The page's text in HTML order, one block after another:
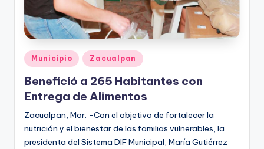
Publicado
en
Municipio Zacualpan
Benefició a 265 Habitantes con
Entrega de Alimentos
Zacualpan, Mor. -Con el objetivo de fortalecer la
nutrición y el bienestar de las familias vulnerables, la
presidenta del Sistema DIF Municipal, María Gutiérrez